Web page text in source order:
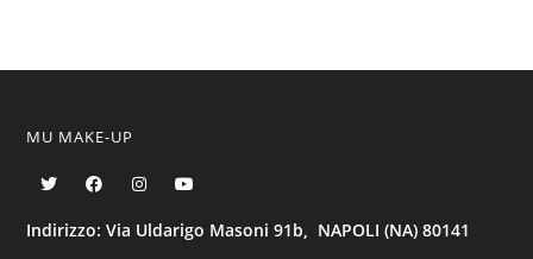
MU MAKE-UP
Indirizzo: Via Uldarigo Masoni 91b, NAPOLI (NA) 80141